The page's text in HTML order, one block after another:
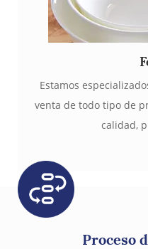
Estamos
venta de todo tipo de
calidad,
Proceso